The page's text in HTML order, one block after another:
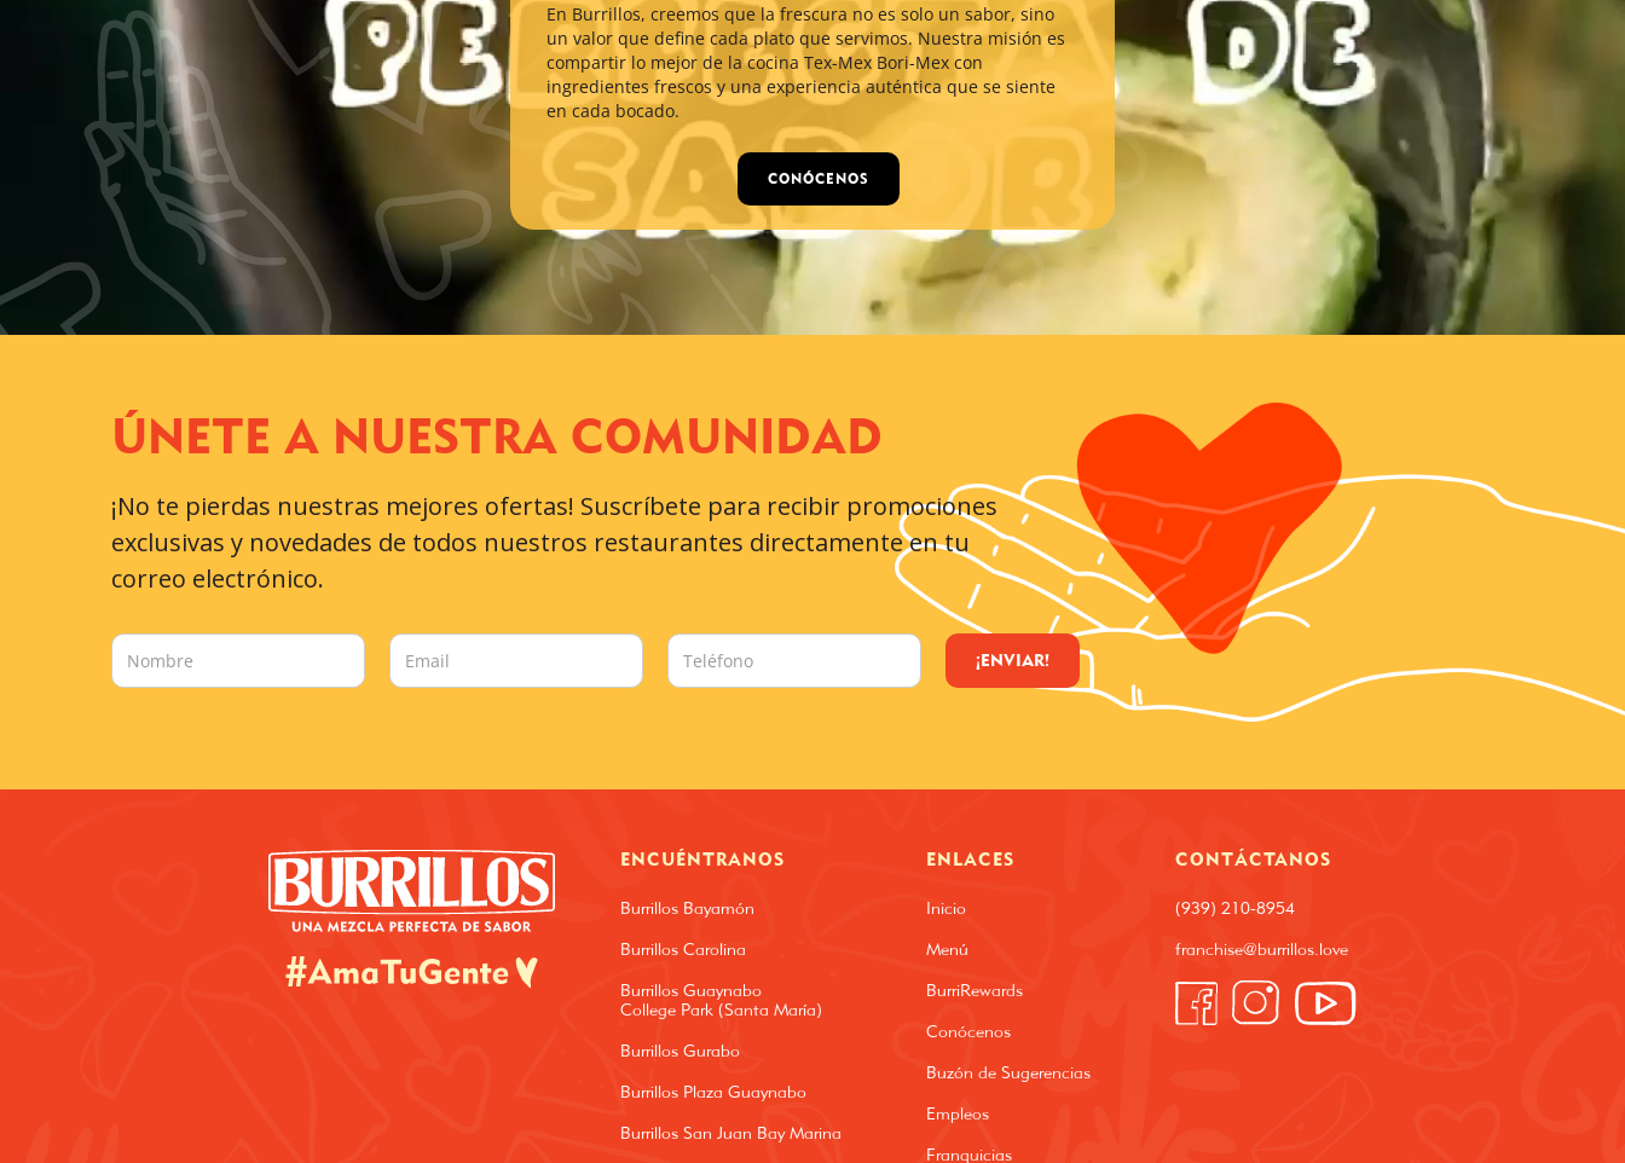
En Burrillos, creemos que la frescura no es solo un sabor, sino
un valor que define cada plato que servimos. Nuestra misión es
compartir lo mejor de la cocina Tex-Mex Bori-Mex con
ingredientes frescos y una experiencia auténtica que se siente
en cada bocado.
CONÓCENOS
ÚNETE A NUESTRA COMUNIDAD
¡No te pierdas nuestras mejores ofertas! Suscríbete para recibir promociones
exclusivas y novedades de todos nuestros restaurantes directamente en tu
correo electrónico.
ENCUÉNTRANOS
Burrillos Bayamón
Burrillos Carolina
Burrillos Guaynabo
College Park (Santa María)
Burrillos Gurabo
Burrillos Plaza Guaynabo
Burrillos San Juan Bay Marina
ENLACES
Inicio
Menú
BurriRewards
Conócenos
Buzón de Sugerencias
Empleos
Franquicias
CONTÁCTANOS
(939) 210-8954
franchise@burrillos.love